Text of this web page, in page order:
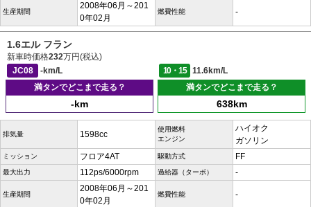
生産期間
2008年06月～201
0年02月
燃費性能 -
1.6エル フラン
新車時価格232万円(税込)
JC08
-km/L 10・15
11.6km/L
満タンでどこまで走る？
-km
満タンでどこまで走る？
638km
排気量 1598cc
使用燃料
エンジン
ハイオク
ガソリン
ミッション フロア4AT 駆動方式 FF
最大出力 112ps/6000rpm 過給器（ターボ） -
生産期間
2008年06月～201
0年02月
燃費性能 -